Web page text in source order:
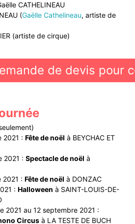
CATHELINEAU
(Gaëlle Cathelineau, artiste de
(artiste de cirque)
de devis pour
2021 : Fête de noël à BEYCHAC ET
2021 : Spectacle de noël à
2021 : Fête de noël à DONZAC
: Halloween à SAINT-LOUIS-DE-
2021 au 12 septembre 2021 :
Circus à LA TESTE DE BUCH